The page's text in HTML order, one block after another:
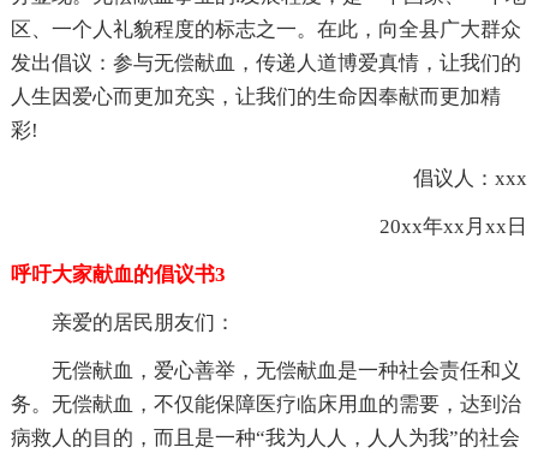
区、一个人礼貌程度的标志之一。在此，向全县广大群众
发出倡议：参与无偿献血，传递人道博爱真情，让我们的
人生因爱心而更加充实，让我们的生命因奉献而更加精
彩!
倡议人：xxx
20xx年xx月xx日
呼吁大家献血的倡议书3
亲爱的居民朋友们：
无偿献血，爱心善举，无偿献血是一种社会责任和义
务。无偿献血，不仅能保障医疗临床用血的需要，达到治
病救人的目的，而且是一种“我为人人，人人为我”的社会